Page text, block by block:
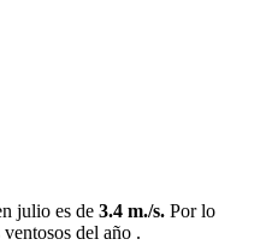
julio es de 3.4 m./s. Por lo
del año .